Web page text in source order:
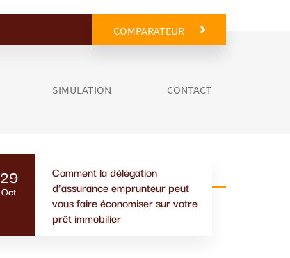
COMPARATEUR
SIMULATION CONTACT
Actualités similaires
29
Oct
Comment la délégation
d’assurance emprunteur peut
vous faire économiser sur votre
prêt immobilier